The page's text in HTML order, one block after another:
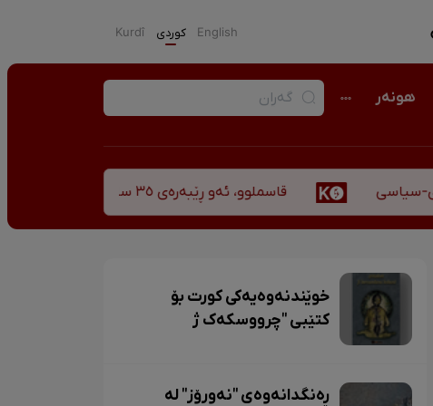
English كوردی Kurdî
هونەر
قاسملوو، ئەو ڕێبەرەی ٣٥ ساڵ پاش شەهید بوونیشی ڕێبازەکەی هەر زیندووە
خوێندنەوەیەکی کورت بۆ
کتێبی "چرووسکەک ژ
ڕەنگدانەوەی "نەورۆز" لە